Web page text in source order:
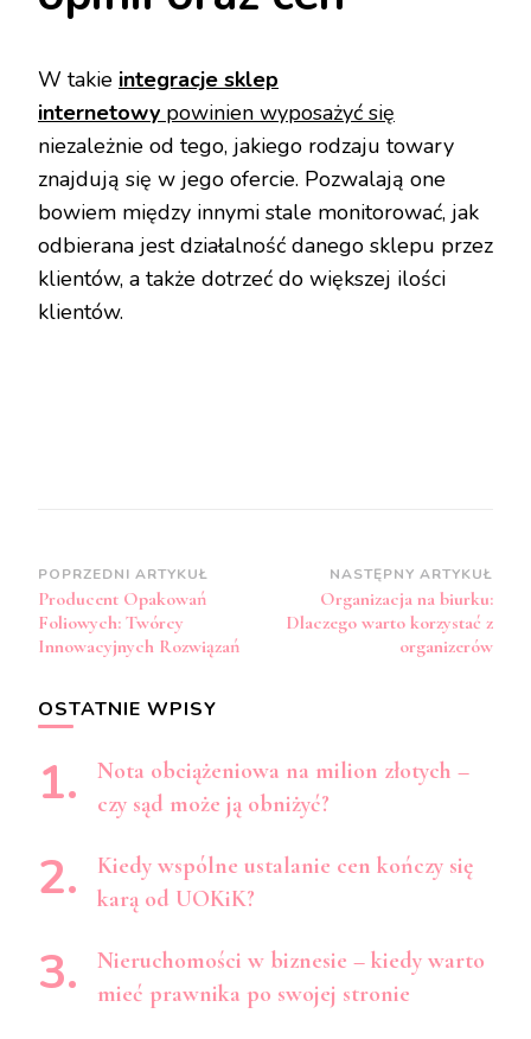
W takie integracje sklep
internetowy powinien wyposażyć się
niezależnie od tego, jakiego rodzaju towary
znajdują się w jego ofercie. Pozwalają one
bowiem między innymi stale monitorować, jak
odbierana jest działalność danego sklepu przez
klientów, a także dotrzeć do większej ilości
klientów.
Zobacz
wpisy
POPRZEDNI ARTYKUŁ
Producent Opakowań
Foliowych: Twórcy
Innowacyjnych Rozwiązań
NASTĘPNY ARTYKUŁ
Organizacja na biurku:
Dlaczego warto korzystać z
organizerów
OSTATNIE WPISY
Nota obciążeniowa na milion złotych –
czy sąd może ją obniżyć?
Kiedy wspólne ustalanie cen kończy się
karą od UOKiK?
Nieruchomości w biznesie – kiedy warto
mieć prawnika po swojej stronie